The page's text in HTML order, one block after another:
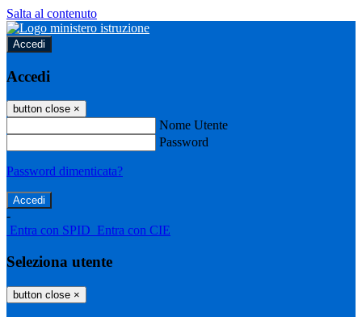
Salta al contenuto
Accedi
Accedi
button close ×
Nome Utente
Password
Password dimenticata?
-
Entra con SPID Entra con CIE
Seleziona utente
button close ×